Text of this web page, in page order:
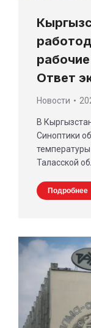
Ответ
Новости
В
Синоптики
Таласской
Подробнее